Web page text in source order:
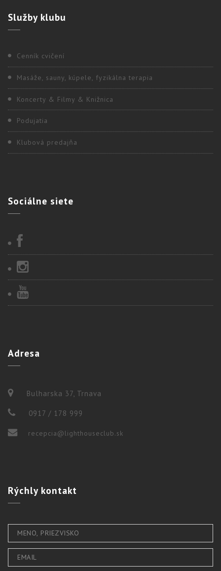
Službyklubu
Cenník cvičení
Masáže, sauny, kúpele, fyzikálna terapia
Koncerty & Filmy & Knižnica
Podujatia
Klubová predajňa
Sociálne siete
Adresa
Bulharska 37, Trnava
0917 / 178 999
recepcia@lighthouseclub.sk
Rýchlykontakt